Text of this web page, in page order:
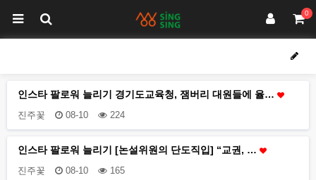
0
인스타 팔로워 늘리기 경기도교육청, 잼버리 대원들에 율…
진주꽃 08-10 224
인스타 팔로워 늘리기 [논설위원의 단도직입] “교권, …
진주꽃 08-10 165